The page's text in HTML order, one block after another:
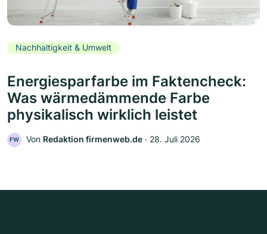
Nachhaltigkeit & Umwelt
Energiesparfarbe im Faktencheck:
Was wärmedämmende Farbe
physikalisch wirklich leistet
FW Von Redaktion firmenweb.de ‧ 28. Juli 2026